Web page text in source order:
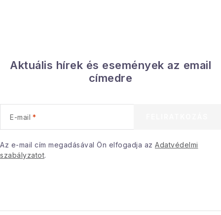
Aktuális hírek és események az email
címedre
E-mail
Az e-mail cím megadásával Ön elfogadja az Adatvédelmi
szabályzatot.